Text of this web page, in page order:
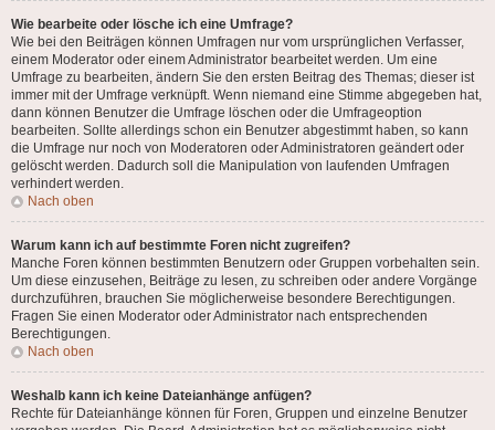
Wie bearbeite oder lösche ich eine Umfrage?
Wie bei den Beiträgen können Umfragen nur vom ursprünglichen Verfasser,
einem Moderator oder einem Administrator bearbeitet werden. Um eine
Umfrage zu bearbeiten, ändern Sie den ersten Beitrag des Themas; dieser ist
immer mit der Umfrage verknüpft. Wenn niemand eine Stimme abgegeben hat,
dann können Benutzer die Umfrage löschen oder die Umfrageoption
bearbeiten. Sollte allerdings schon ein Benutzer abgestimmt haben, so kann
die Umfrage nur noch von Moderatoren oder Administratoren geändert oder
gelöscht werden. Dadurch soll die Manipulation von laufenden Umfragen
verhindert werden.
Nach oben
Warum kann ich auf bestimmte Foren nicht zugreifen?
Manche Foren können bestimmten Benutzern oder Gruppen vorbehalten sein.
Um diese einzusehen, Beiträge zu lesen, zu schreiben oder andere Vorgänge
durchzuführen, brauchen Sie möglicherweise besondere Berechtigungen.
Fragen Sie einen Moderator oder Administrator nach entsprechenden
Berechtigungen.
Nach oben
Weshalb kann ich keine Dateianhänge anfügen?
Rechte für Dateianhänge können für Foren, Gruppen und einzelne Benutzer